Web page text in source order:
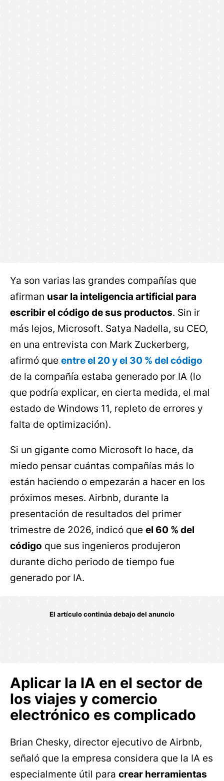
Ya son varias las grandes compañías que
afirman usar la inteligencia artificial para
escribir el código de sus productos. Sin ir
más lejos, Microsoft. Satya Nadella, su CEO,
en una entrevista con Mark Zuckerberg,
afirmó que entre el 20 y el 30 % del código
de la compañía estaba generado por IA (lo
que podría explicar, en cierta medida, el mal
estado de Windows 11, repleto de errores y
falta de optimización).
Si un gigante como Microsoft lo hace, da
miedo pensar cuántas compañías más lo
están haciendo o empezarán a hacer en los
próximos meses. Airbnb, durante la
presentación de resultados del primer
trimestre de 2026, indicó que el 60 % del
código que sus ingenieros produjeron
durante dicho periodo de tiempo fue
generado por IA.
Aplicar la IA en el sector de
los viajes y comercio
electrónico es complicado
Brian Chesky, director ejecutivo de Airbnb,
señaló que la empresa considera que la IA es
especialmente útil para crear herramientas